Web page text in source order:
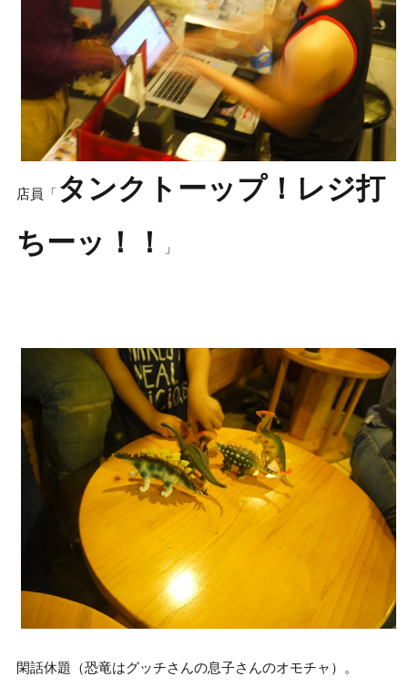
店員「 タンクトーップ！レジ打
ちーッ！！
」
閑話休題（恐竜はグッチさんの息子さんのオモチャ）。